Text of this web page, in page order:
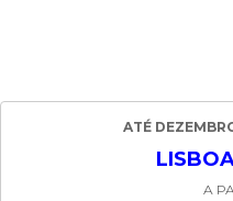
ATÉ
A